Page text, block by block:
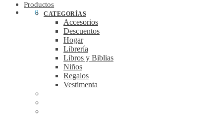
0
Productos
CATEGORÍAS
Accesorios
Descuentos
Hogar
Librería
Libros y Biblias
Niños
Regalos
Vestimenta